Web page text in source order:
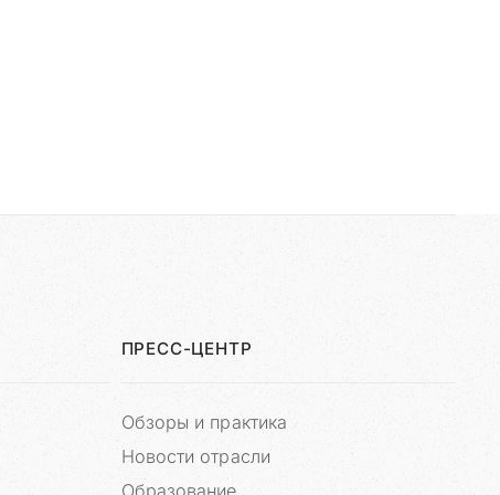
ПРЕСС-ЦЕНТР
Обзоры и практика
Новости отрасли
Образование